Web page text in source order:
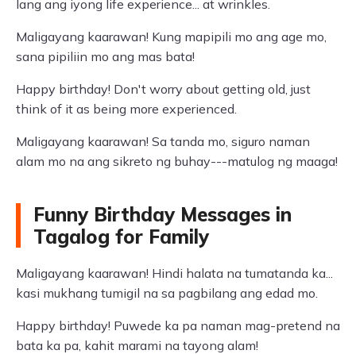
lang ang iyong life experience... at wrinkles.
Maligayang kaarawan! Kung mapipili mo ang age mo,
sana pipiliin mo ang mas bata!
Happy birthday! Don't worry about getting old, just
think of it as being more experienced.
Maligayang kaarawan! Sa tanda mo, siguro naman
alam mo na ang sikreto ng buhay---matulog ng maaga!
Funny Birthday Messages in
Tagalog for Family
Maligayang kaarawan! Hindi halata na tumatanda ka...
kasi mukhang tumigil na sa pagbilang ang edad mo.
Happy birthday! Puwede ka pa naman mag-pretend na
bata ka pa, kahit marami na tayong alam!